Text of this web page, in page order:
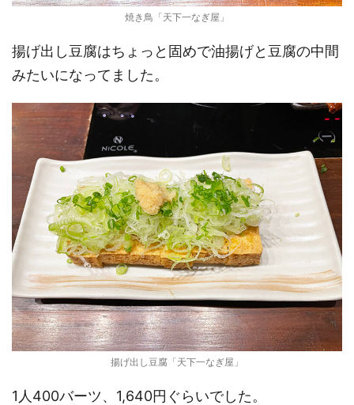
焼き鳥「天下一なぎ屋」
揚げ出し豆腐はちょっと固めで油揚げと豆腐の中間
みたいになってました。
揚げ出し豆腐「天下一なぎ屋」
1人400バーツ、1,640円ぐらいでした。